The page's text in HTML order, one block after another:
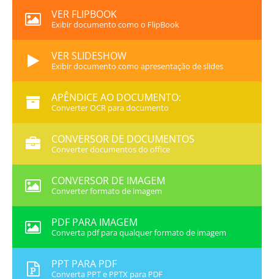
VER FLIPBOOK
Exibir documento como o FlipBook
VER SLIDESHOW
Exibir documento como apresentação de slides
APÊNDICE AO DOCUMENTO:
Converter OCR para documento
CONVERSOR DE DOCUMENTOS
Converter documentos do office
CONVERSOR DE IMAGEM
Converter formato de imagem
PDF PARA IMAGEM
Converta pdf para qualquer formato de imagem
PPT PARA PDF
Converta PPT e PPTX para PDF